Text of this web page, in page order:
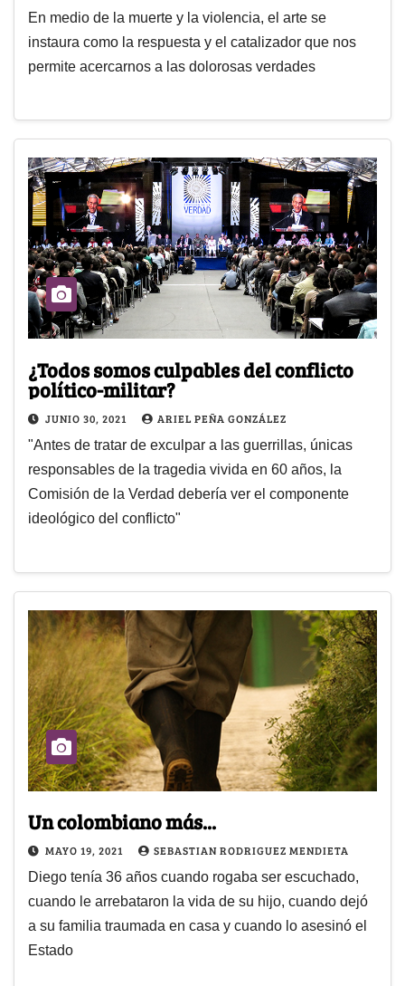
En medio de la muerte y la violencia, el arte se
instaura como la respuesta y el catalizador que nos
permite acercarnos a las dolorosas verdades
¿Todos somos culpables del conflicto
político-militar?
JUNIO 30, 2021 ARIEL PEÑA GONZÁLEZ
"Antes de tratar de exculpar a las guerrillas, únicas
responsables de la tragedia vivida en 60 años, la
Comisión de la Verdad debería ver el componente
ideológico del conflicto"
Un colombiano más...
MAYO 19, 2021 SEBASTIAN RODRIGUEZ MENDIETA
Diego tenía 36 años cuando rogaba ser escuchado,
cuando le arrebataron la vida de su hijo, cuando dejó
a su familia traumada en casa y cuando lo asesinó el
Estado